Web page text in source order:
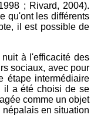
; Rivard, 2004).
qu'ont les différents
il est possible de
à l'efficacité des
sociaux, avec pour
étape intermédiaire
il a été choisi de se
comme un objet
en situation